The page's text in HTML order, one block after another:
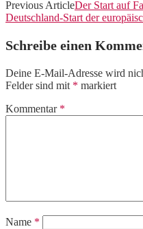
Previous ArticleDer Start auf
Deutschland-Start der
Schreibe einen
Deine E-Mail-Adresse wird
Felder sind mit * markiert
Kommentar *
Name *